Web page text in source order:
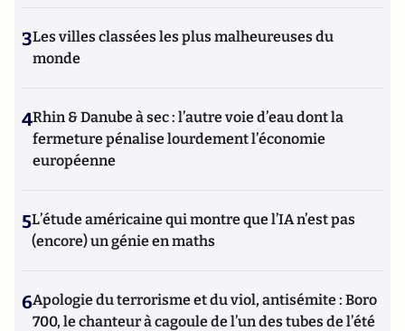
3Les villes classées les plus malheureuses du
monde
4Rhin & Danube à sec : l’autre voie d’eau dont la
fermeture pénalise lourdement l’économie
européenne
5L’étude américaine qui montre que l’IA n’est pas
(encore) un génie en maths
6Apologie du terrorisme et du viol, antisémite : Boro
700, le chanteur à cagoule de l’un des tubes de l’été